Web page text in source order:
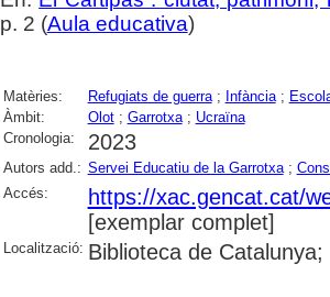
p. 2 (Aula educativa)
Matèries: Refugiats de guerra; Infància;
Àmbit:
Olot; Garrotxa; Ucraïna
Cronologia:
2023
Autors add.: Servei Educatiu de la Garrotxa;
Accés:
https://xac.gencat.cat/
[exemplar complet]
Localització: Biblioteca de